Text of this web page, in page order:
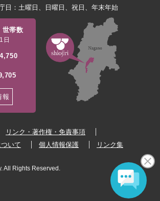
日：土曜日、日曜日、祝日、年末年始
世帯数
日
報
リンク・著作権・免責事項
いて
個人情報保護 リンク集
All Rights Reserved.